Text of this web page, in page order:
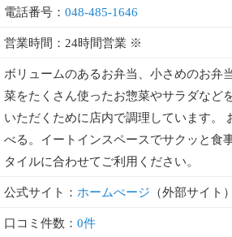
電話番号： 048-485-1646
営業時間：24時間営業 ※
ボリュームのあるお弁当、小さめのお弁
菜をたくさん使ったお惣菜やサラダなど
いただくために店内で調理しています。
べる。イートインスペースでサクッと食
タイルに合わせてご利用ください。
公式サイト： ホームぺージ （外部サイト）
口コミ件数： 0件